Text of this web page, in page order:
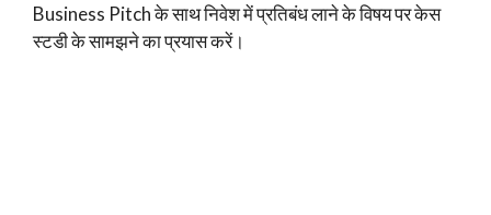
Business Pitch के साथ निवेश में प्रतिबंध लाने के विषय पर केस
स्टडी के सामझने का प्रयास करें।